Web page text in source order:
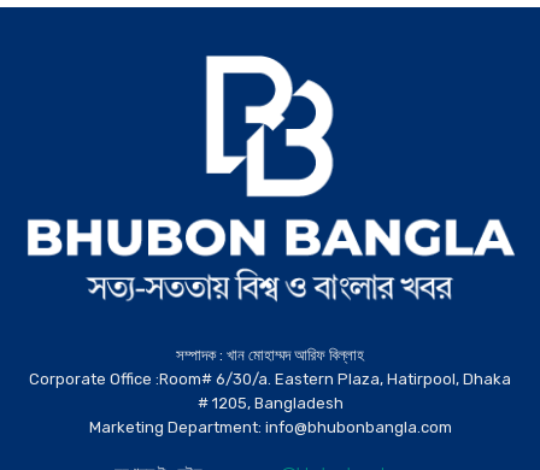
সম্পাদক : খান মোহাম্মদ আরিফ বিল্লাহ
Corporate Office :Room# 6/30/a. Eastern Plaza, Hatirpool, Dhaka
# 1205, Bangladesh
Marketing Department: info@bhubonbangla.com